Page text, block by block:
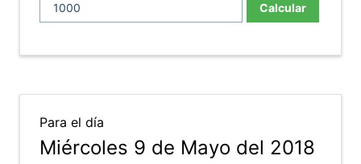
Calcular
Para el día
Miércoles 9 de Mayo del 2018